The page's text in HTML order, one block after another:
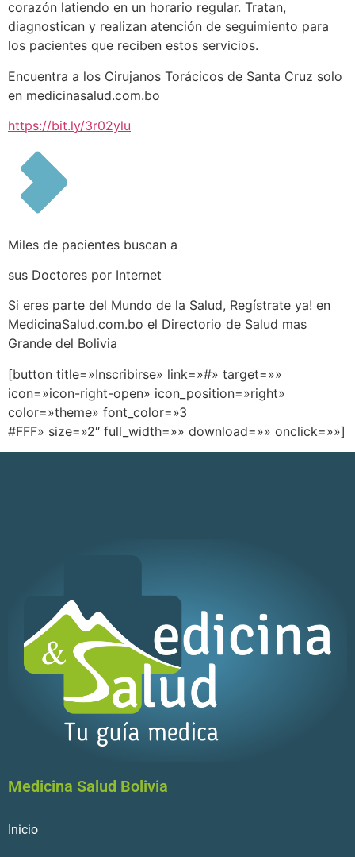
corazón latiendo en un horario regular. Tratan,
diagnostican y realizan atención de seguimiento para
los pacientes que reciben estos servicios.
Encuentra a los Cirujanos Torácicos de Santa Cruz solo
en medicinasalud.com.bo
https://bit.ly/3r02ylu
Miles de pacientes buscan a
sus Doctores por Internet
Si eres parte del Mundo de la Salud, Regístrate ya! en
MedicinaSalud.com.bo el Directorio de Salud mas
Grande del Bolivia
[button title=»Inscribirse» link=»#» target=»»
icon=»icon-right-open» icon_position=»right»
color=»theme» font_color=»3
#FFF» size=»2″ full_width=»» download=»» onclick=»»]
Medicina Salud Bolivia
Inicio